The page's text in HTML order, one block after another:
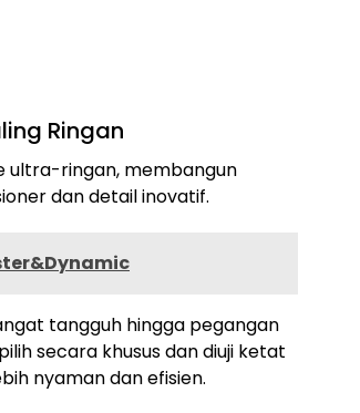
Ringan
ultra-ringan, membangun
dan detail inovatif.
tangguh hingga pegangan
secara khusus dan diuji ketat
nyaman dan efisien.